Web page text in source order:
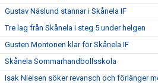
Gustav Näslund stannar i Skånela IF
Tre lag från Skånela i steg 5 under helgen
Gusten Montonen klar för Skånela IF
Skånela Sommarhandbollsskola
Isak Nielsen söker revansch och förlänger